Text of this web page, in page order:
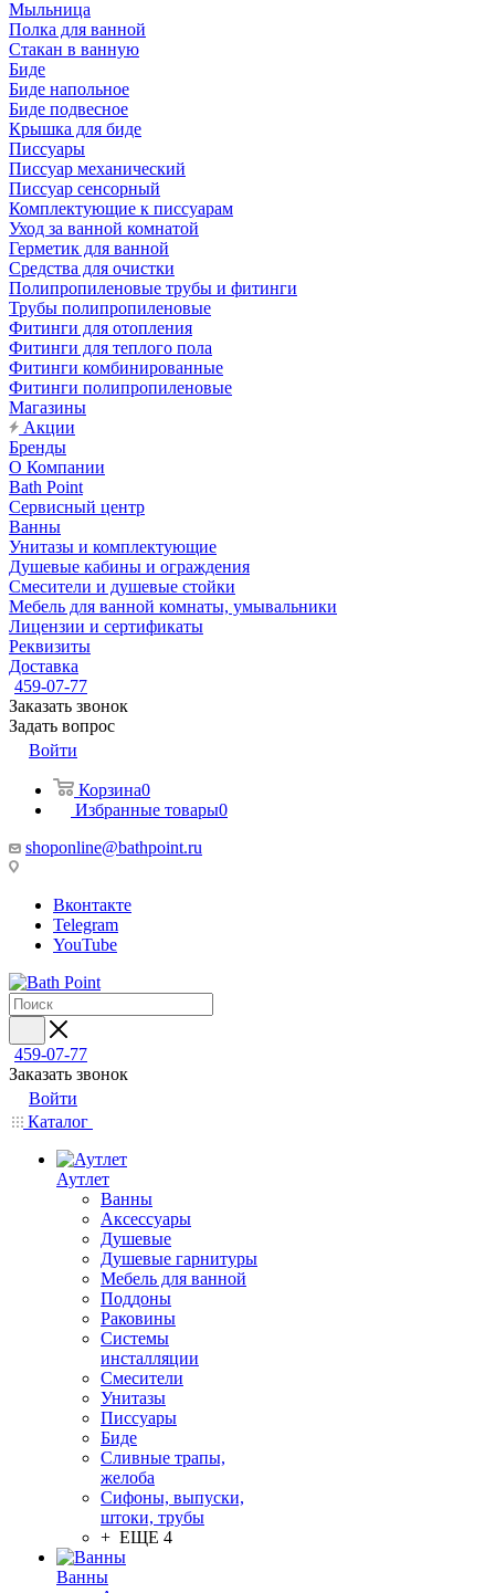
Мыльница
Полка для ванной
Стакан в ванную
Биде
Биде напольное
Биде подвесное
Крышка для биде
Писсуары
Писсуар механический
Писсуар сенсорный
Комплектующие к писсуарам
Уход за ванной комнатой
Герметик для ванной
Средства для очистки
Полипропиленовые трубы и фитинги
Трубы полипропиленовые
Фитинги для отопления
Фитинги для теплого пола
Фитинги комбинированные
Фитинги полипропиленовые
Магазины
Акции
Бренды
О Компании
Bath Point
Сервисный центр
Ванны
Унитазы и комплектующие
Душевые кабины и ограждения
Смесители и душевые стойки
Мебель для ванной комнаты, умывальники
Лицензии и сертификаты
Реквизиты
Доставка
459-07-77
Заказать звонок
Задать вопрос
Войти
Корзина0
Избранные товары0
shoponline@bathpoint.ru
Вконтакте
Telegram
YouTube
459-07-77
Заказать звонок
Войти
Каталог
Аутлет
Ванны
Аксессуары
Душевые
Душевые гарнитуры
Мебель для ванной
Поддоны
Раковины
Системы
инсталляции
Смесители
Унитазы
Писсуары
Биде
Сливные трапы,
желоба
Сифоны, выпуски,
штоки, трубы
+ ЕЩЕ 4
Ванны